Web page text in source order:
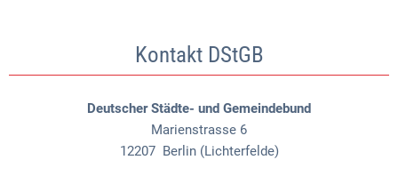
Kontakt DStGB
Deutscher Städte- und Gemeindebund
Marienstrasse 6
12207 Berlin (Lichterfelde)